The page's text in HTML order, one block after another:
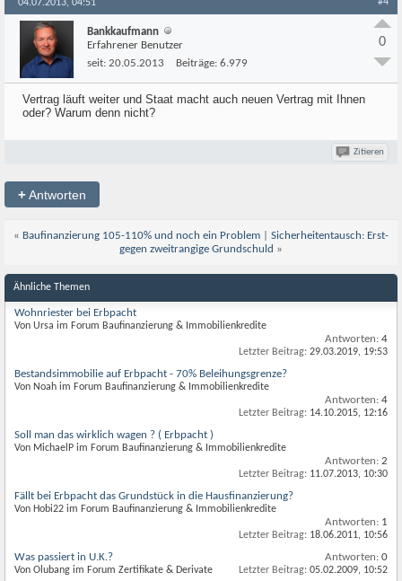
04.07.2013, 04:51
Bankkaufmann
Erfahrener Benutzer
seit: 20.05.2013 Beiträge: 6.979
0
Vertrag läuft weiter und Staat macht auch neuen Vertrag mit Ihnen
oder? Warum denn nicht?
Zitieren
+Antworten
« Baufinanzierung 105-110% und noch ein Problem
Sicherheitentausch: Erst-
gegen zweitrangige Grundschuld »
Ähnliche Themen
Wohnriester bei Erbpacht
Von Ursa im Forum Baufinanzierung & Immobilienkredite
Antworten: 4
Letzter Beitrag: 29.03.2019, 19:53
Bestandsimmobilie auf Erbpacht - 70% Beleihungsgrenze?
Von Noah im Forum Baufinanzierung & Immobilienkredite
Antworten: 4
Letzter Beitrag: 14.10.2015, 12:16
Soll man das wirklich wagen ? ( Erbpacht )
Von MichaelP im Forum Baufinanzierung & Immobilienkredite
Antworten: 2
Letzter Beitrag: 11.07.2013, 10:30
Fällt bei Erbpacht das Grundstück in die Hausfinanzierung?
Von Hobi22 im Forum Baufinanzierung & Immobilienkredite
Antworten: 1
Letzter Beitrag: 18.06.2011, 10:56
Was passiert in U.K.?
Von Olubang im Forum Zertifikate & Derivate
Antworten: 0
Letzter Beitrag: 05.02.2009, 10:52